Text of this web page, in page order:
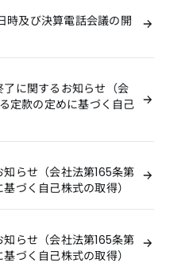
時及び決算電話会議の開
に関するお知らせ（会
定款の定めに基づく自己
らせ（会社法第165条第
づく自己株式の取得）
らせ（会社法第165条第
づく自己株式の取得）